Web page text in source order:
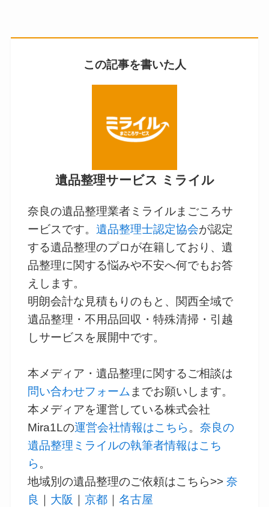
この記事を書いた人
遺品整理サービス ミライル
奈良の遺品整理業者ミライルまごころサ
ービスです。遺品整理士認定協会が認定
する遺品整理のプロが在籍しており、遺
品整理に関する悩みや不安へ何でもお答
えします。
明朗会計な見積もりのもと、関西全域で
遺品整理・不用品回収・特殊清掃・引越
しサービスを展開中です。
本メディア・遺品整理に関するご相談は
問い合わせフォーム までお願いします。
本メディアを運営している株式会社
Mira1Lの運営会社情報はこちら 。奈良の
遺品整理ミライルの執筆者情報はこち
ら 。
地域別の遺品整理のご依頼はこちら>>奈
良
大阪 ｜京都 ｜名古屋